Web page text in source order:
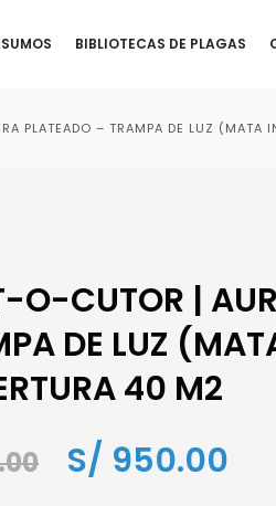
BIBLIOTECAS DE PLAGAS
PLATEADO – TRAMPA DE LUZ (MATA
O-CUTOR |
DE LUZ
40 M2
El
S/ 950.00